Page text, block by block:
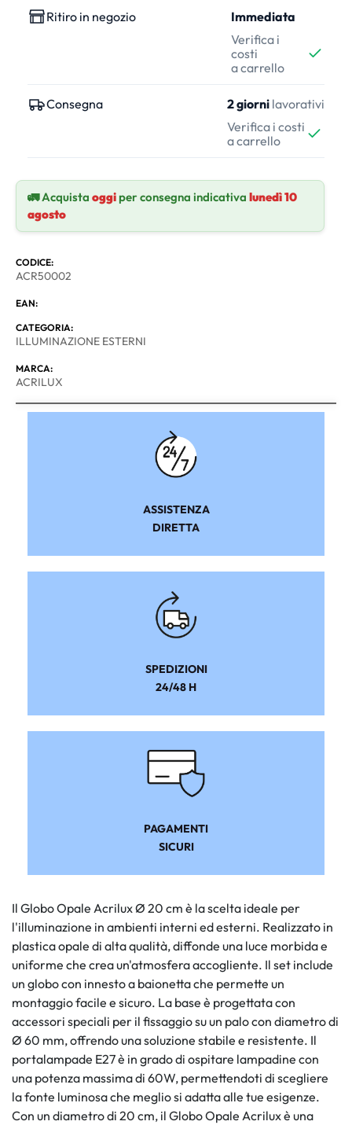
Ritiro in negozio
Immediata
Verifica i
costi
a carrello
Consegna 2 giorni lavorativi
Verifica i costi
a carrello
🚛 Acquista oggiper consegna indicativa lunedì 10
agosto
CODICE:
ACR50002
EAN:
CATEGORIA:
ILLUMINAZIONE ESTERNI
MARCA:
ACRILUX
ASSISTENZA
DIRETTA
SPEDIZIONI
24/48 H
PAGAMENTI
SICURI
Il Globo Opale Acrilux Ø 20 cm è la scelta ideale per
l'illuminazione in ambienti interni ed esterni. Realizzato in
plastica opale di alta qualità, diffonde una luce morbida e
uniforme che crea un'atmosfera accogliente. Il set include
un globo con innesto a baionetta che permette un
montaggio facile e sicuro. La base è progettata con
accessori speciali per il fissaggio su un palo con diametro di
Ø 60 mm, offrendo una soluzione stabile e resistente. Il
portalampade E27 è in grado di ospitare lampadine con
una potenza massima di 60W, permettendoti di scegliere
la fonte luminosa che meglio si adatta alle tue esigenze.
Con un diametro di 20 cm, il Globo Opale Acrilux è una